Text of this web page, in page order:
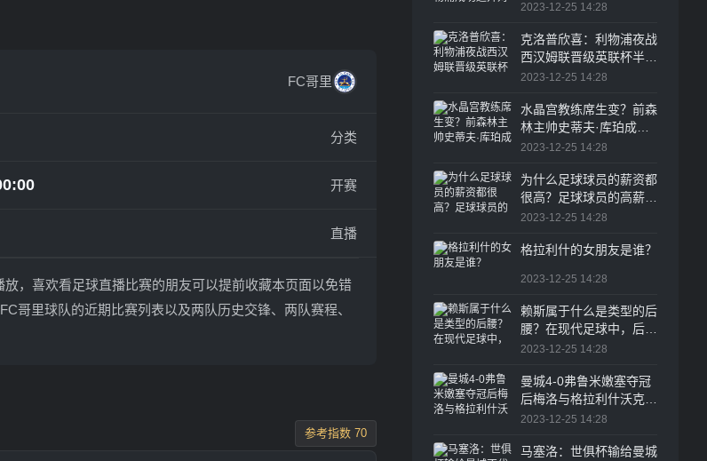
FC哥里
分类
开赛
直播
，喜欢看足球直播比赛的朋友可以提前收藏本页面以免错
哥里球队的近期比赛列表以及两队历史交锋、两队赛程、
参考指数 70
2023-12-25 14:28
克洛普欣喜：利物浦夜战
西汉姆联晋级英联杯半决
赛
2023-12-25 14:28
水晶宫教练席生变？前森
林主帅史蒂夫·库珀成头
号候选人
2023-12-25 14:28
为什么足球球员的薪资都
很高？足球球员的高薪水
一直是体育圈乃至整个职
2023-12-25 14:28
格拉利什的女朋友是谁？
2023-12-25 14:28
赖斯属于什么是类型的后
腰？在现代足球中，后腰
的角色越来越重要
2023-12-25 14:28
曼城4-0弗鲁米嫩塞夺冠
后梅洛与格拉利什沃克发
生冲突
2023-12-25 14:28
马塞洛：世俱杯输给曼城